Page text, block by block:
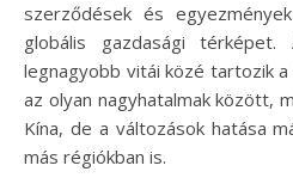
szerződések és
globális gazdasági
legnagyobb vitái közé tartozik
az olyan nagyhatalmak között,
Kína, de a változások hatása
más régiókban is.